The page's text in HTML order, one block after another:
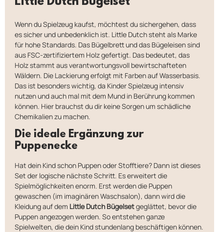
Wenn du Spielzeug kaufst, möchtest du sichergehen, dass
es sicher und unbedenklich ist. Little Dutch steht als Marke
für hohe Standards. Das Bügelbrett und das Bügeleisen sind
aus FSC-zertifiziertem Holz gefertigt. Das bedeutet, das
Holz stammt aus verantwortungsvoll bewirtschafteten
Wäldern. Die Lackierung erfolgt mit Farben auf Wasserbasis.
Das ist besonders wichtig, da Kinder Spielzeug intensiv
nutzen und auch mal mit dem Mund in Berührung kommen
können. Hier brauchst du dir keine Sorgen um schädliche
Chemikalien zu machen.
Die ideale Ergänzung zur
Puppenecke
Hat dein Kind schon Puppen oder Stofftiere? Dann ist dieses
Set der logische nächste Schritt. Es erweitert die
Spielmöglichkeiten enorm. Erst werden die Puppen
gewaschen (im imaginären Waschsalon), dann wird die
Kleidung auf dem Little Dutch Bügelsetgeglättet, bevor die
Puppen angezogen werden. So entstehen ganze
Spielwelten, die dein Kind stundenlang beschäftigen können.